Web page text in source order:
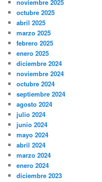
noviembre 2025
octubre 2025
abril 2025
marzo 2025
febrero 2025
enero 2025
diciembre 2024
noviembre 2024
octubre 2024
septiembre 2024
agosto 2024
julio 2024
junio 2024
mayo 2024
abril 2024
marzo 2024
enero 2024
diciembre 2023